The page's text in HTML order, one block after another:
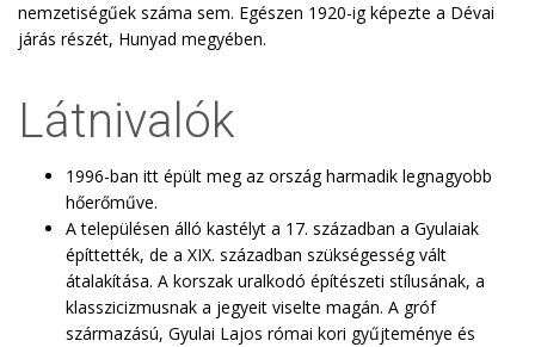
nemzetiségűek száma sem. Egészen 1920-ig képezte a Dévai
járás részét, Hunyad megyében.
Látnivalók
1996-ban itt épült meg az ország harmadik legnagyobb
hőerőműve.
A településen álló kastélyt a 17. században a Gyulaiak
építtették, de a XIX. században szükségesség vált
átalakítása. A korszak uralkodó építészeti stílusának, a
klasszicizmusnak a jegyeit viselte magán. A gróf
származású, Gyulai Lajos római kori gyűjteménye és